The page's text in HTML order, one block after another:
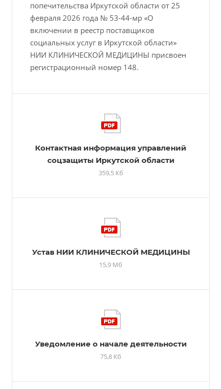
попечительства Иркутской области от 25
февраля 2026 года № 53-44-мр «О
включении в реестр поставщиков
социальных услуг в Иркутской области»
НИИ КЛИНИЧЕСКОЙ МЕДИЦИНЫ присвоен
регистрационный номер 148.
Контактная информация управлений
соцзащиты Иркутской области
359,5 Кб
Устав НИИ КЛИНИЧЕСКОЙ МЕДИЦИНЫ
15,9 Мб
Уведомление о начале деятельности
75,8 Кб